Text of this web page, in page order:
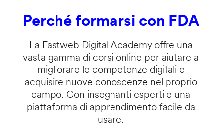
Perché formarsi con FDA
La Fastweb Digital Academy offre una
vasta gamma di corsi online per aiutare a
migliorare le competenze digitali e
acquisire nuove conoscenze nel proprio
campo. Con insegnanti esperti e una
piattaforma di apprendimento facile da
usare.